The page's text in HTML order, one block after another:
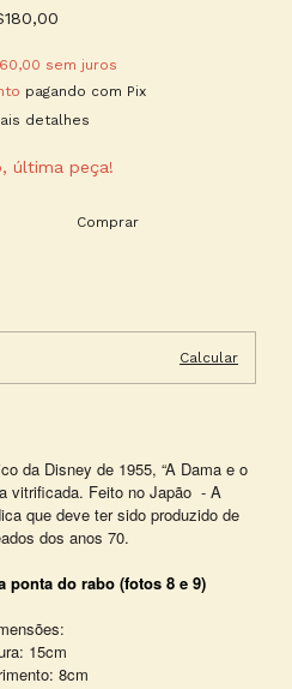
sem juros
pagando com Pix
detalhes
última peça!
Calcular
da Disney de 1955, “A Dama e o
vitrificada. Feito no Japão - A
que deve ter sido produzido de
dos anos 70.
ponta do rabo (fotos 8 e 9)
15cm
8cm